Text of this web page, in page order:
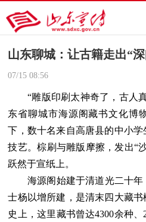
山东聊城：让古籍走出“
07/15 08:56
“雕版印刷太神奇了，古人真
东省聊城市海源阁藏书文化博
下，数十名来自高唐县的中小
技艺。棕刷与雕版摩擦，发出“
跃然于宣纸上。
海源阁始建于清道光二十年
士杨以增所建，是清末四大藏
史上，这里藏书曾达4300余种